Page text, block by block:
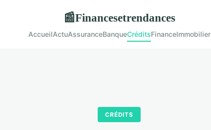
📰Financesetrendances
AccueilActuAssuranceBanqueCréditsFinanceImmobilier
CRÉDITS